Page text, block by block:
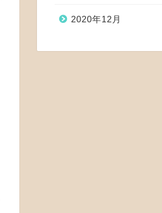
2020年12月